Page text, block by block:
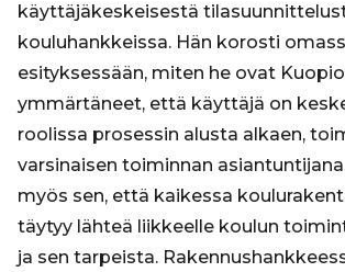
käyttäjäkeskeisestä
kouluhankkeissa. Hän korosti
esityksessään, miten he ovat
ymmärtäneet, että käyttäjä on
roolissa prosessin alusta alkaen,
varsinaisen toiminnan
myös sen, että kaikessa
täytyy lähteä liikkeelle koulun
ja sen tarpeista.